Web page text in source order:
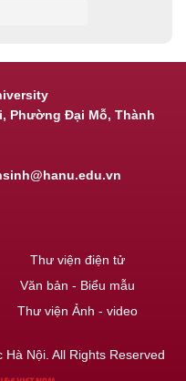
Phường Đại Mỗ, Thành
Thư viện điện tử
Văn bản - Biểu mẫu
Thư viện Ảnh - video
Nội. All Rights Reserved